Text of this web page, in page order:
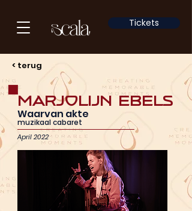
Tickets
< terug
Marjolijn Ebels
Waarvan akte
muzikaal cabaret
April 2022